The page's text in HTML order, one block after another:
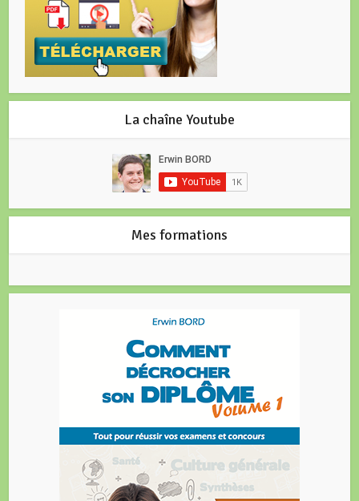
La chaîne Youtube
Mes formations